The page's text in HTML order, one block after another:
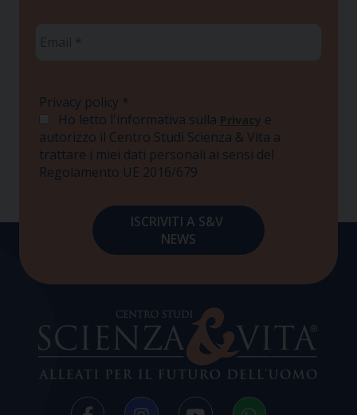
Privacy policy *
Ho letto l'informativa sulla Privacy e
autorizzo il Centro Studi Scienza & Vita a
trattare i miei dati personali ai sensi del
Regolamento UE 2016/679